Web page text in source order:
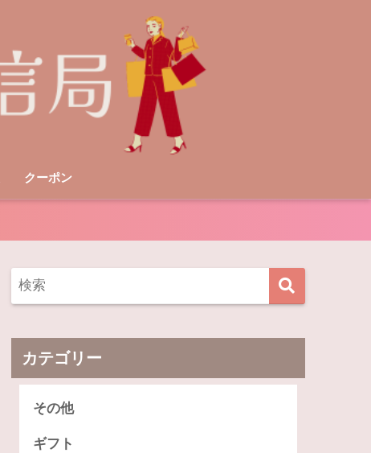
クーポン
カテゴリー
その他
ギフト